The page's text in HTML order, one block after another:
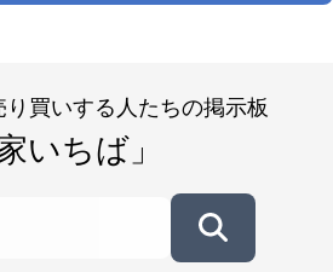
買いする人たちの掲示板
家いちば」